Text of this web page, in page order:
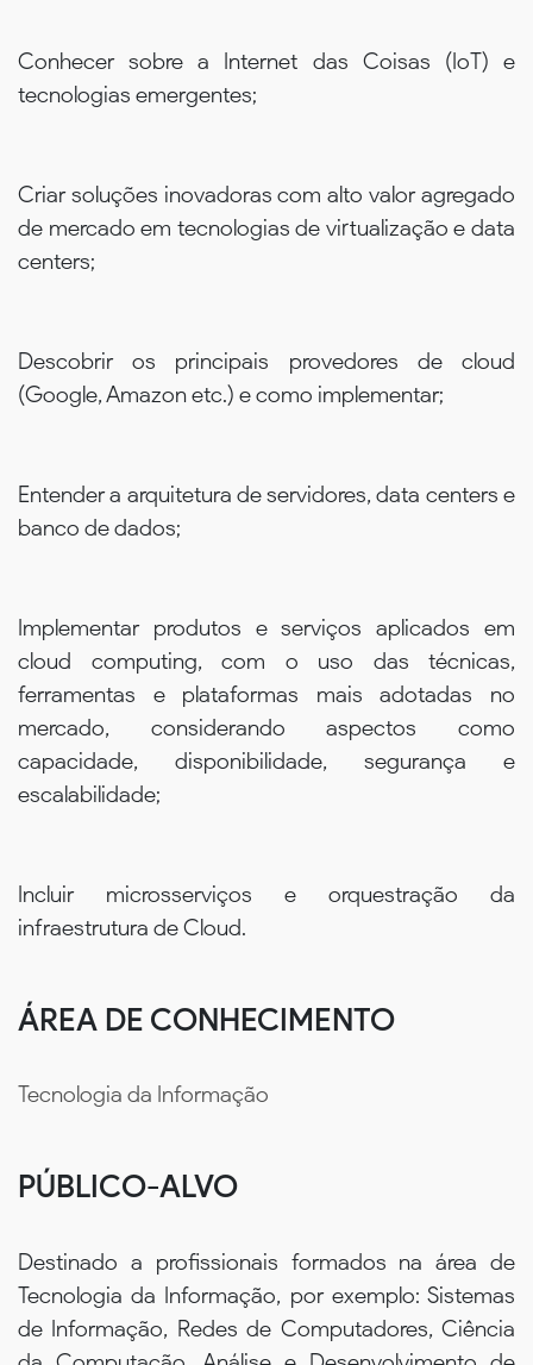
Conhecer sobre a Internet das Coisas (IoT) e
tecnologias emergentes;
Criar soluções inovadoras com alto valor agregado
de mercado em tecnologias de virtualização e data
centers;
Descobrir os principais provedores de cloud
(Google, Amazon etc.) e como implementar;
Entender a arquitetura de servidores, data centers e
banco de dados;
Implementar produtos e serviços aplicados em
cloud computing, com o uso das técnicas,
ferramentas e plataformas mais adotadas no
mercado, considerando aspectos como
capacidade, disponibilidade, segurança e
escalabilidade;
Incluir microsserviços e orquestração da
infraestrutura de Cloud.
ÁREA DE CONHECIMENTO
Tecnologia da Informação
PÚBLICO-ALVO
Destinado a profissionais formados na área de
Tecnologia da Informação, por exemplo: Sistemas
de Informação, Redes de Computadores, Ciência